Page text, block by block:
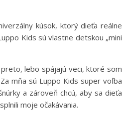
kúsok, ktorý dieťa reálne
Kids sú vlastne detskou „mini
lebo spájajú veci, ktoré som
mňa sú Luppo Kids super voľba
a zároveň chcú, aby sa dieťa
moje očakávania.